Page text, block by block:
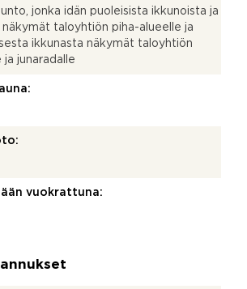
jonka idän puoleisista ikkunoista ja
taloyhtiön piha-alueelle ja
ikkunasta näkymät taloyhtiön
ja junaradalle
vuokrattuna: